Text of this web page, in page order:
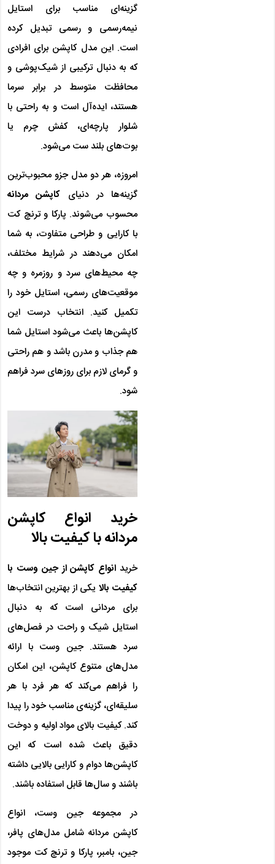
گزینه‌ای مناسب برای استایل
نیمه‌رسمی و رسمی تبدیل کرده
است. این مدل کاپشن برای افرادی
که به دنبال ترکیبی از شیک‌پوشی و
محافظت متوسط در برابر سرما
هستند، ایده‌آل است و به راحتی با
شلوار پارچه‌ای، کفش چرم یا
بوت‌های بلند ست می‌شود.
امروزه، هر دو مدل جزو محبوب‌ترین
گزینه‌ها در دنیای کاپشن مردانه
محسوب می‌شوند. پارکا و ترنچ کت
با کارایی و طراحی متفاوت، به شما
امکان می‌دهند در شرایط مختلف،
چه محیط‌های سرد و روزمره و چه
موقعیت‌های رسمی، استایل خود را
تکمیل کنید. انتخاب درست این
کاپشن‌ها باعث می‌شود استایل شما
هم جذاب و مدرن باشد و هم راحتی
و گرمای لازم برای روزهای سرد فراهم
شود.
خرید انواع کاپشن
مردانه با کیفیت بالا
خرید انواع کاپشن از جین وست با
کیفیت بالا یکی از بهترین انتخاب‌ها
برای مردانی است که به دنبال
استایل شیک و راحت در فصل‌های
سرد هستند. جین وست با ارائه
مدل‌های متنوع کاپشن، این امکان
را فراهم می‌کند که هر فرد با هر
سلیقه‌ای، گزینه‌ی مناسب خود را پیدا
کند. کیفیت بالای مواد اولیه و دوخت
دقیق باعث شده است که این
کاپشن‌ها دوام و کارایی بالایی داشته
باشند و سال‌ها قابل استفاده باشند.
در مجموعه جین وست، انواع
کاپشن مردانه شامل مدل‌های پافر،
جین، بامبر، پارکا و ترنچ کت موجود